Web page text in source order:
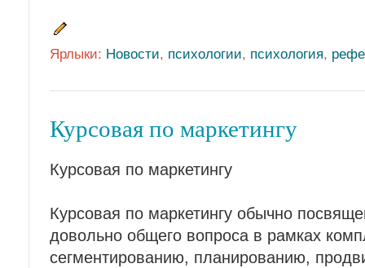
Ярлыки: Новости, психологии, психология,
Курсовая по маркетингу
Курсовая по маркетингу
Курсовая по маркетингу обычно
довольно общего вопроса в рамках
сегментированию, планированию,